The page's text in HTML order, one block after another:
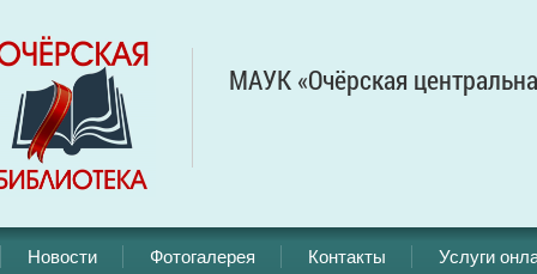
МАУК «Очёрская
Новости Фотогалерея Контакты Услуги